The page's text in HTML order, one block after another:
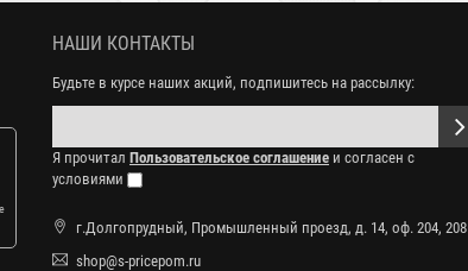
НАШИ КОНТАКТЫ
Будьте в курсе наших акций, подпишитесь на рассылку:
Я прочитал Пользовательское соглашение и согласен с
условиями
г.Долгопрудный, Промышленный проезд, д. 14, оф. 204, 208
shop@s-pricepom.ru